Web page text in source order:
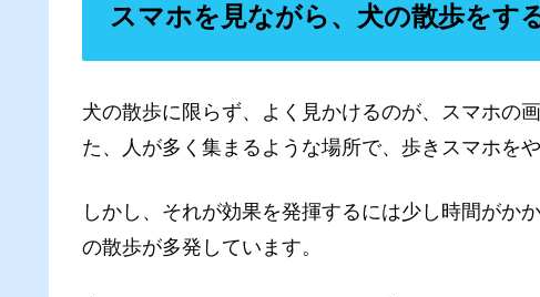
スマホを見ながら、犬の散歩をす
犬の散歩に限らず、よく見かけるのが、スマホの
た、人が多く集まるような場所で、歩きスマホを
しかし、それが効果を発揮するには少し時間がか
の散歩が多発しています。